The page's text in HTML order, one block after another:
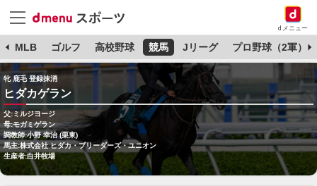
dメニュー
MLB ゴルフ 高校野球 競馬 Jリーグ プロ野球（2軍）
牝 鹿毛 登録抹消
ヒダカゲラン
父:ミルジヨージ
母:モガミゲラン
調教師:小野 幸治 (栗東)
馬主:株式会社 ヒダカ・ブリーダーズ・ユニオン
生産者:白井牧場